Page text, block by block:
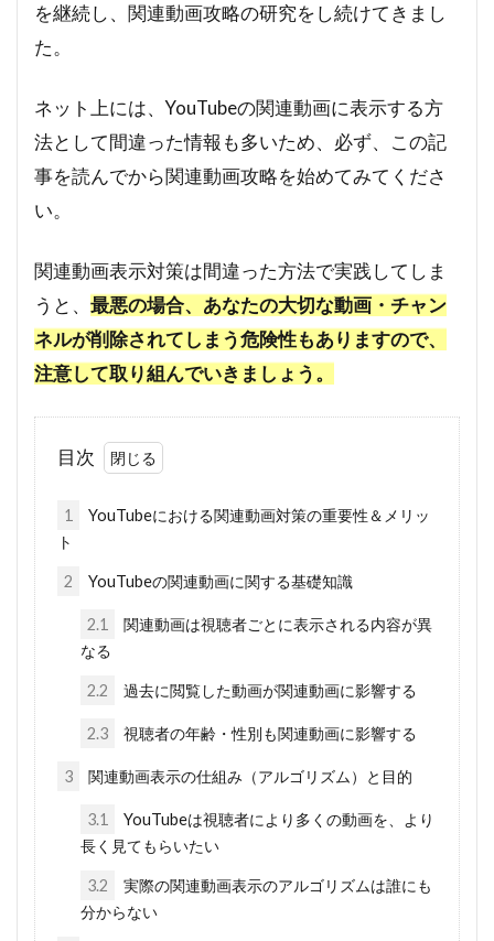
を継続し、関連動画攻略の研究をし続けてきまし
た。
ネット上には、YouTubeの関連動画に表示する方
法として間違った情報も多いため、必ず、この記
事を読んでから関連動画攻略を始めてみてくださ
い。
関連動画表示対策は間違った方法で実践してしま
うと、 最悪の場合、あなたの大切な動画・チャン
ネルが削除されてしまう危険性もありますので、
注意して取り組んでいきましょう。
目次
1
YouTubeにおける関連動画対策の重要性＆メリッ
ト
2 YouTubeの関連動画に関する基礎知識
2.1
関連動画は視聴者ごとに表示される内容が異
なる
2.2 過去に閲覧した動画が関連動画に影響する
2.3 視聴者の年齢・性別も関連動画に影響する
3 関連動画表示の仕組み（アルゴリズム）と目的
3.1
YouTubeは視聴者により多くの動画を、より
長く見てもらいたい
3.2
実際の関連動画表示のアルゴリズムは誰にも
分からない